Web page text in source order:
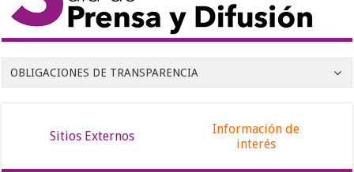
OBLIGACIONES DE TRANSPARENCIA
Sitios Externos
Información de
interés